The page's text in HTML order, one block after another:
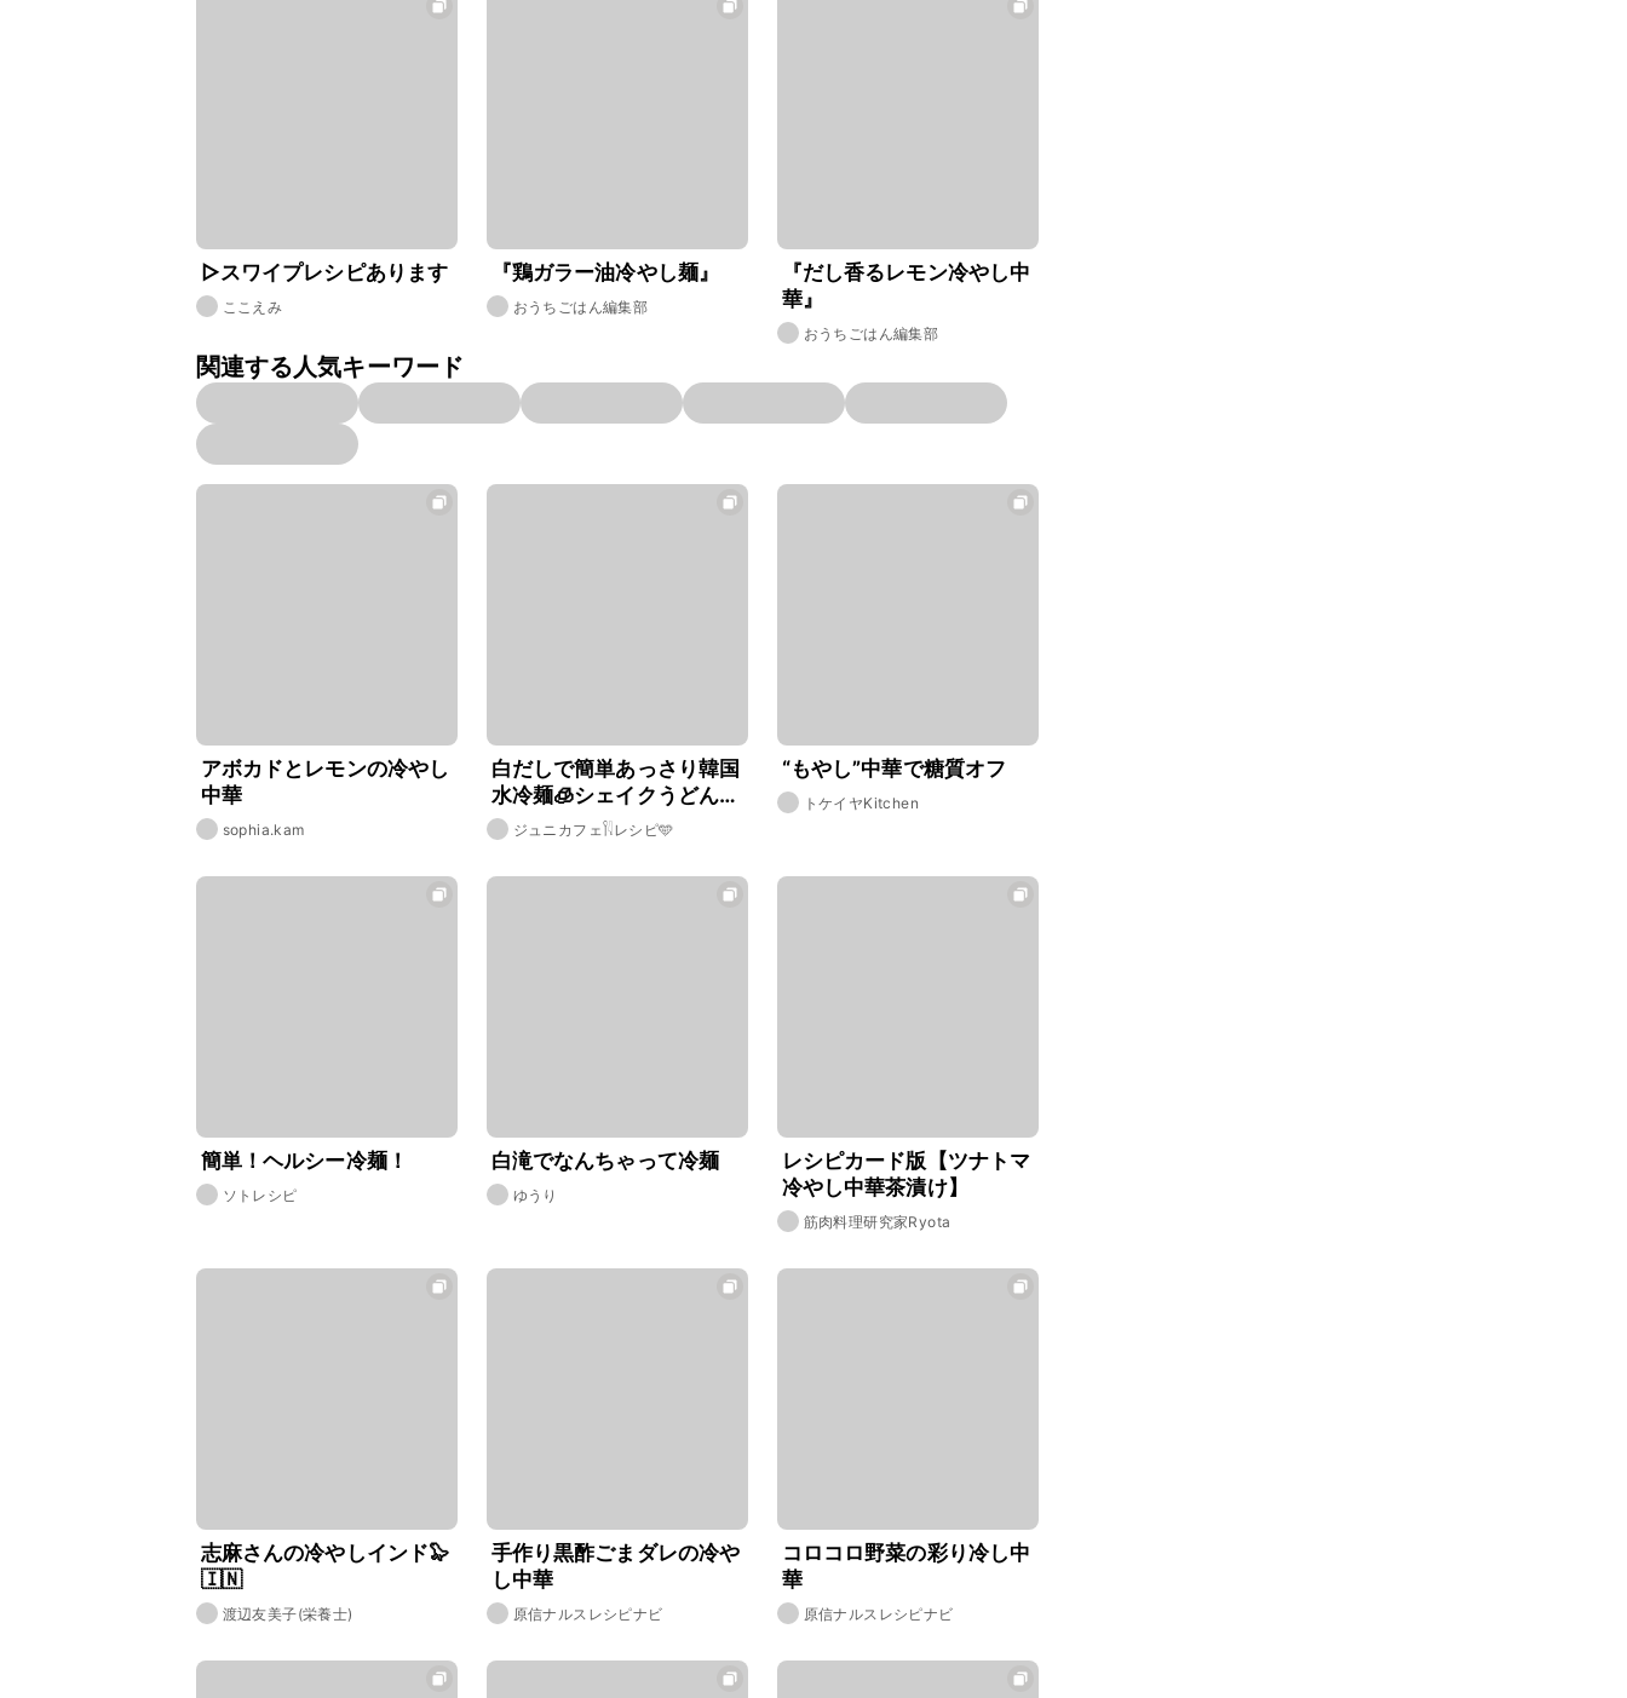
▷スワイプレシピあります
ここえみ
『鶏ガラー油冷やし麺』
おうちごはん編集部
『だし香るレモン冷やし中
華』
おうちごはん編集部
関連する人気キーワード
アボカドとレモンの冷やし
中華
sophia.kam
白だしで簡単あっさり韓国
水冷麺🧊シェイクうどん風
✨ ジュニカフェ𓌉𓇋レシピ🩵
“もやし”中華で糖質オフ
トケイヤKitchen
簡単！ヘルシー冷麺！
ソトレシピ
白滝でなんちゃって冷麺
ゆうり
レシピカード版【ツナトマ
冷やし中華茶漬け】
筋肉料理研究家Ryota
志麻さんの冷やしインド🦭
🇮🇳
渡辺友美子(栄養士)
手作り黒酢ごまダレの冷や
し中華
原信ナルスレシピナビ
コロコロ野菜の彩り冷し中
華
原信ナルスレシピナビ